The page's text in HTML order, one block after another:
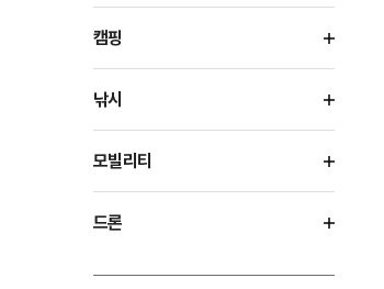
캠핑
낚시
모빌리티
드론